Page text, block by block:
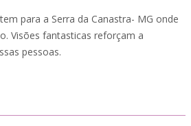
para a Serra da Canastra- MG onde
Visões fantasticas reforçam a
pessoas.